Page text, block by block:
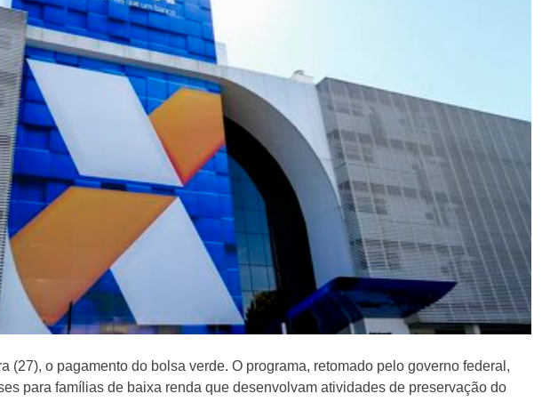
(27), o pagamento do bolsa verde. O programa, retomado pelo governo federal,
para famílias de baixa renda que desenvolvam atividades de preservação do